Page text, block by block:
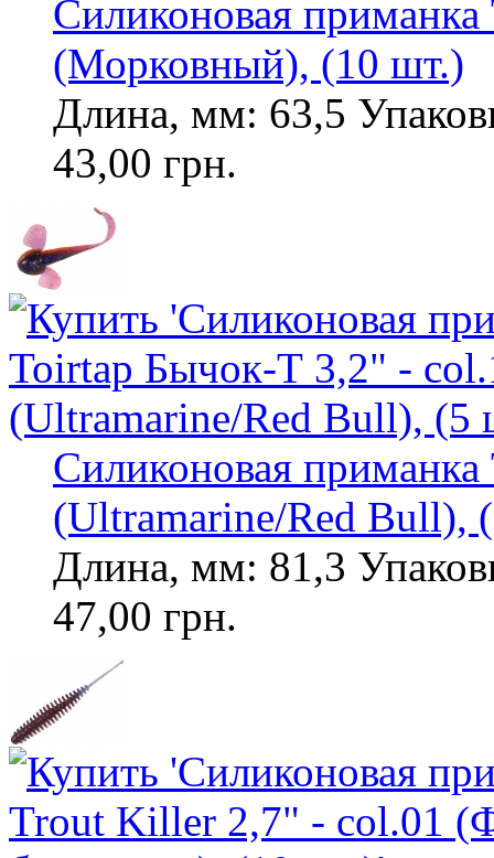
Силиконовая
(Морковный), (10 шт.)
Длина, мм: 63,5
43,00 грн.
Силиконовая
(Ultramarine/Red Bull),
Длина, мм: 81,3
47,00 грн.